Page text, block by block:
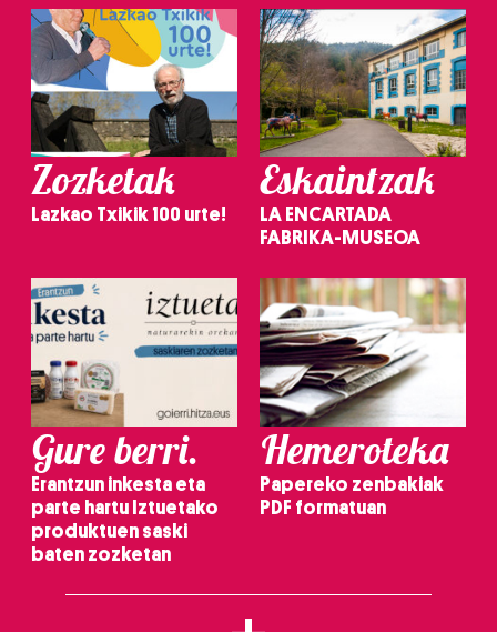
Zozketak
Lazkao Txikik 100 urte!
Eskaintzak
LA ENCARTADA
FABRIKA-MUSEOA
Gure berri.
Erantzun inkesta eta
parte hartu Iztuetako
produktuen saski
baten zozketan
Hemeroteka
Papereko zenbakiak
PDF formatuan